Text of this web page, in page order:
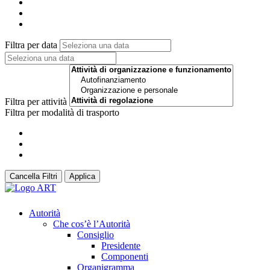
Filtra per data
Filtra per attività
Filtra per modalità di trasporto
Cancella Filtri Applica
Autorità
Che cos’è l’Autorità
Consiglio
Presidente
Componenti
Organigramma